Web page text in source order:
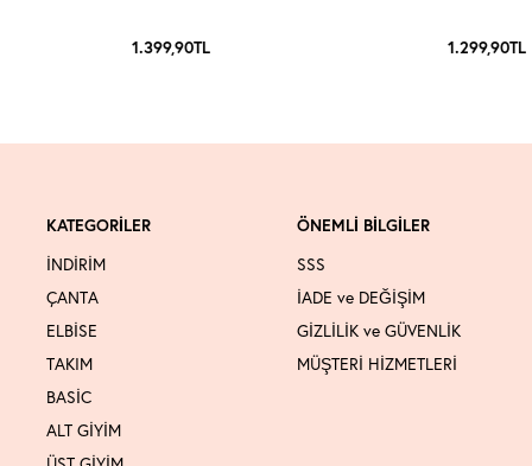
1.399,90TL 1.299,90TL
KATEGORİLER
İNDİRİM
ÇANTA
ELBİSE
TAKIM
BASİC
ALT GİYİM
ÖNEMLİ BİLGİLER
SSS
İADE ve DEĞİŞİM
GİZLİLİK ve GÜVENLİK
MÜŞTERİ HİZMETLERİ